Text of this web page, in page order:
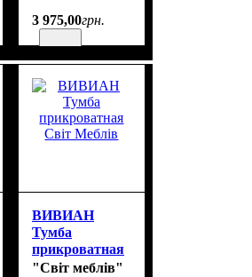
3 975,00грн.
ВИВИАН
Тумба
прикроватная
Світ Меблів
"Світ меблів"